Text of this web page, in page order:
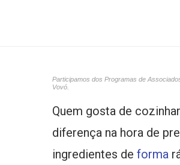
Participamos dos Programas de
Vovó.
Quem gosta de
diferença na hora de
ingredientes de forma